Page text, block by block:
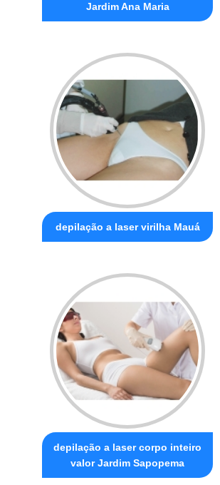
Jardim Ana Maria
depilação a laser virilha Mauá
depilação a laser corpo inteiro
valor Jardim Sapopema